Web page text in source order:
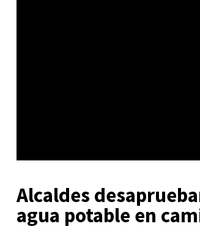
Alcaldes
agua potable en